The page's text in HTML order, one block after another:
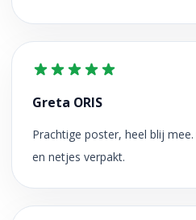
Greta ORIS
Prachtige poster, heel blij
en netjes verpakt.